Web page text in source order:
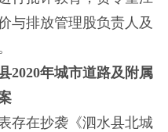
与排放管理股负责人及
2020年城市道路及附属
在抄袭《泗水县北城